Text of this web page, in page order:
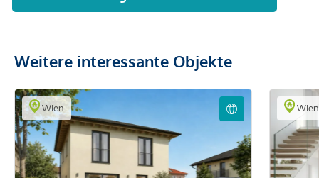
Weitere interessante Objekte
Wien Wien